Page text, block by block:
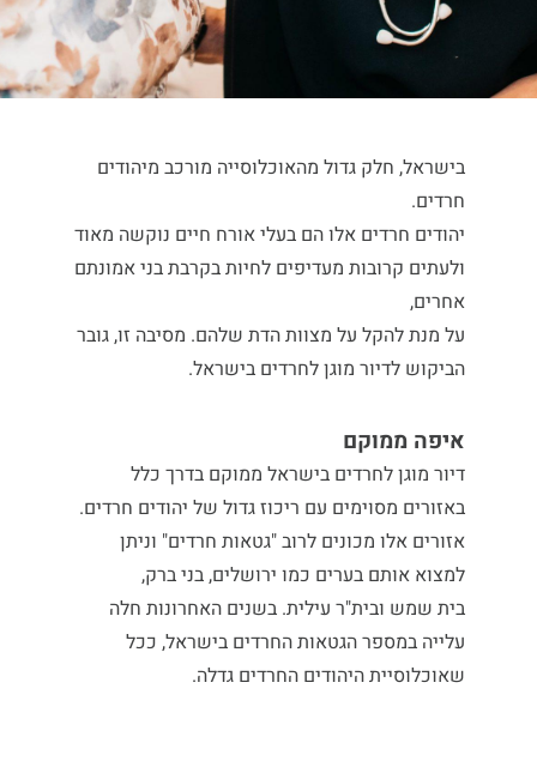
בישראל, חלק גדול מהאוכלוסייה מורכב מיהודים
חרדים.
יהודים חרדים אלו הם בעלי אורח חיים נוקשה מאוד
ולעתים קרובות מעדיפים לחיות בקרבת בני אמונתם
אחרים,
על מנת להקל על מצוות הדת שלהם. מסיבה זו, גובר
הביקוש לדיור מוגן לחרדים בישראל.
איפה ממוקם
דיור מוגן לחרדים בישראל ממוקם בדרך כלל
באזורים מסוימים עם ריכוז גדול של יהודים חרדים.
אזורים אלו מכונים לרוב "גטאות חרדים" וניתן
למצוא אותם בערים כמו ירושלים, בני ברק,
בית שמש ובית"ר עילית. בשנים האחרונות חלה
עלייה במספר הגטאות החרדים בישראל, ככל
שאוכלוסיית היהודים החרדים גדלה.